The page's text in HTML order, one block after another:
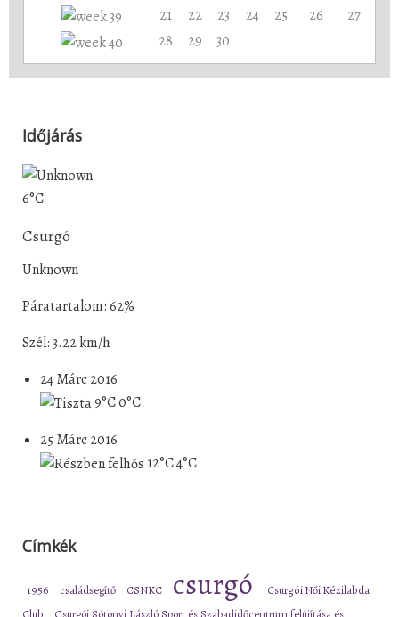
21
22 23 24 25 26
27
28
29 30
Időjárás
6°C
Csurgó
Unknown
Páratartalom: 62%
Szél: 3.22 km/h
24 Márc 2016
9°C0°C
25 Márc 2016
12°C4°C
Címkék
1956 családsegítő CSNKC csurgó
Csurgói Női Kézilabda